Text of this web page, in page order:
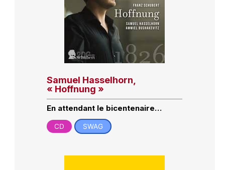
Samuel Hasselhorn,
« Hoffnung »
En attendant le bicentenaire…
CD SWAG